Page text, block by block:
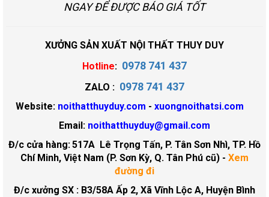
NGAY ĐỂ ĐƯỢC BÁO GIÁ TỐT
XƯỞNG SẢN XUẤT NỘI THẤT THUY DUY
Hotline: 0978 741 437
ZALO : 0978 741 437
Website: noithatthuyduy.com - xuongnoithatsi.com
Email: noithatthuyduy@gmail.com
Đ/c cửa hàng:517A Lê Trọng Tấn, P. Tân Sơn Nhì, TP. Hồ
Chí Minh, Việt Nam (P. Sơn Kỳ, Q. Tân Phú cũ) - Xem
đường đi
Đ/c xưởng SX : B3/58A Ấp 2, Xã Vĩnh Lộc A, Huyện Bình